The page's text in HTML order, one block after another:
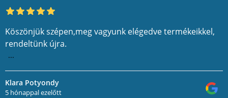
Köszönjük szépen,meg vagyunk elégedve termékeikkel,
rendeltünk újra.
...
Klara Potyondy
5 hónappal ezelőtt